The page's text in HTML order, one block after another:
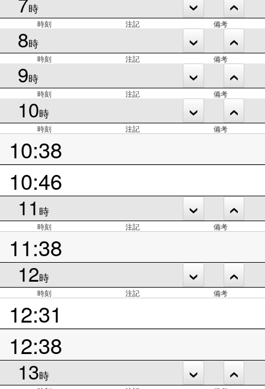
時
時刻 注記 備考
8時
時刻 注記 備考
9時
時刻 注記 備考
10時
時刻 注記 備考
10:38
10:46
11 時
時刻 注記 備考
11:38
12時
時刻 注記 備考
12:31
12:38
13時